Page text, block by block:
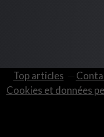
Top articles
Cookies et données